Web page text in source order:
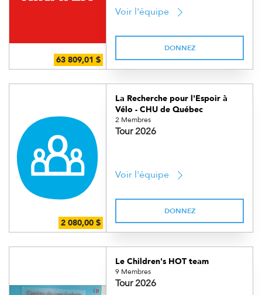
Voir l'équipe
DONNEZ
La Recherche pour l'Espoir à
Vélo - CHU de Québec
2 Membres
Tour 2026
Voir l'équipe
DONNEZ
Le Children's HOT team
9 Membres
Tour 2026